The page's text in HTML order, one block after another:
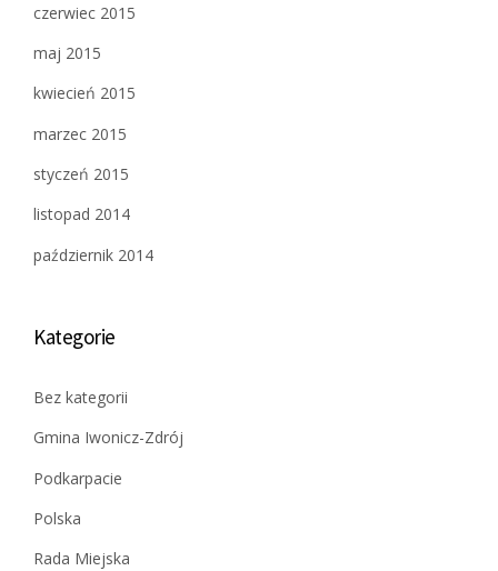
czerwiec 2015
maj 2015
kwiecień 2015
marzec 2015
styczeń 2015
listopad 2014
październik 2014
Kategorie
Bez kategorii
Gmina Iwonicz-Zdrój
Podkarpacie
Polska
Rada Miejska